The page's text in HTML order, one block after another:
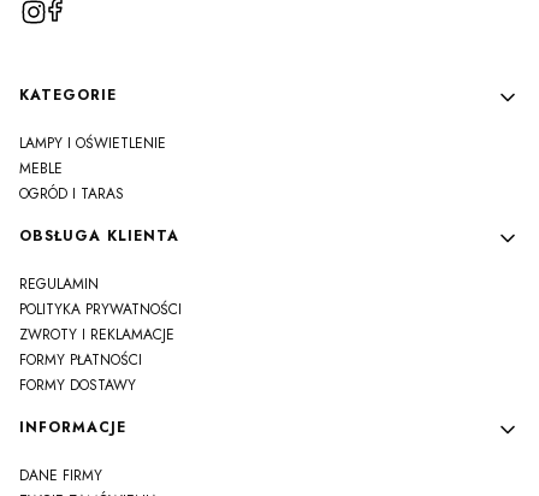
Linki w stopce
KATEGORIE
LAMPY I OŚWIETLENIE
MEBLE
OGRÓD I TARAS
OBSŁUGA KLIENTA
REGULAMIN
POLITYKA PRYWATNOŚCI
ZWROTY I REKLAMACJE
FORMY PŁATNOŚCI
FORMY DOSTAWY
INFORMACJE
DANE FIRMY